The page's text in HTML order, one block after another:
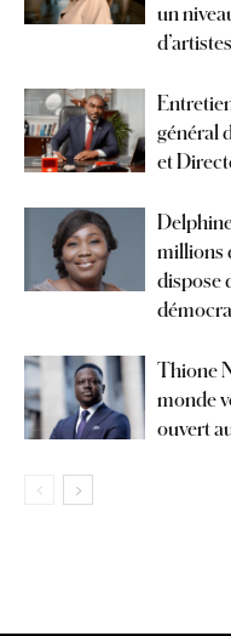
un
général
et
millions
dispose
Thione
monde
ouvert